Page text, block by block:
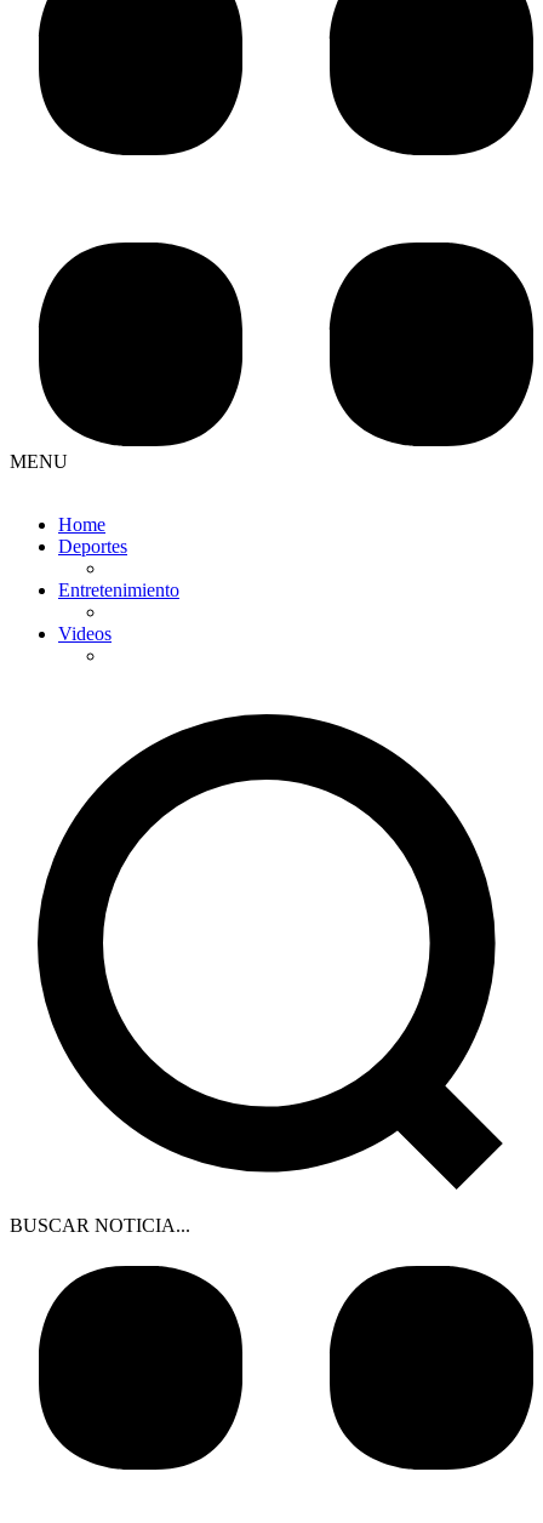
MENU
Home
Deportes
Entretenimiento
Videos
BUSCAR NOTICIA...